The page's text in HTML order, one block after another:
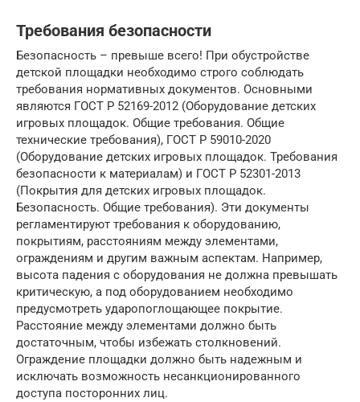
Требования безопасности
Безопасность – превыше всего! При обустройстве
детской площадки необходимо строго соблюдать
требования нормативных документов. Основными
являются ГОСТ Р 52169-2012 (Оборудование детских
игровых площадок. Общие требования. Общие
технические требования), ГОСТ Р 59010-2020
(Оборудование детских игровых площадок. Требования
безопасности к материалам) и ГОСТ Р 52301-2013
(Покрытия для детских игровых площадок.
Безопасность. Общие требования). Эти документы
регламентируют требования к оборудованию,
покрытиям, расстояниям между элементами,
ограждениям и другим важным аспектам. Например,
высота падения с оборудования не должна превышать
критическую, а под оборудованием необходимо
предусмотреть ударопоглощающее покрытие.
Расстояние между элементами должно быть
достаточным, чтобы избежать столкновений.
Ограждение площадки должно быть надежным и
исключать возможность несанкционированного
доступа посторонних лиц.